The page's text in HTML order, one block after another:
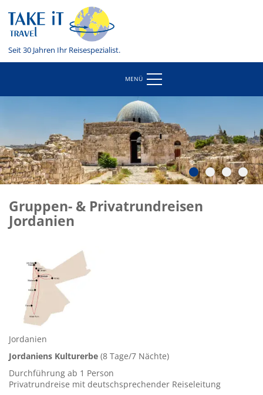
Seit 30 Jahren Ihr Reisespezialist.
MENÜ
Gruppen- & Privatrundreisen
Jordanien
Jordanien
Jordaniens Kulturerbe (8 Tage/7 Nächte)
Durchführung ab 1 Person
Privatrundreise mit deutschsprechender Reiseleitung